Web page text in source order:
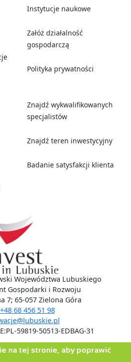
Instytucje naukowe
Załóż działalność
gospodarczą
Polityka prywatności
Znajdź wykwalifikowanych
specjalistów
Znajdź teren inwestycyjny
Badanie satysfakcji klienta
Województwa Lubuskiego
Gospodarki i Rozwoju
7; 65-057 Zielona Góra
68 456 51 98
59819-50513-EDBAG-31
na tej stronie, aby poprawić